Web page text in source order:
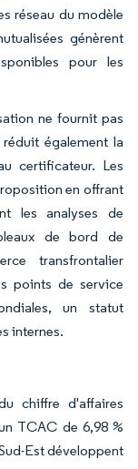
réseau du modèle
génèrent
pour les
ne fournit pas
également la
certificateur. Les
en offrant
les analyses de
de bord de
transfrontalier
points de service
un statut
internes.
chiffre d'affaires
TCAC de 6,98 %
Est développent